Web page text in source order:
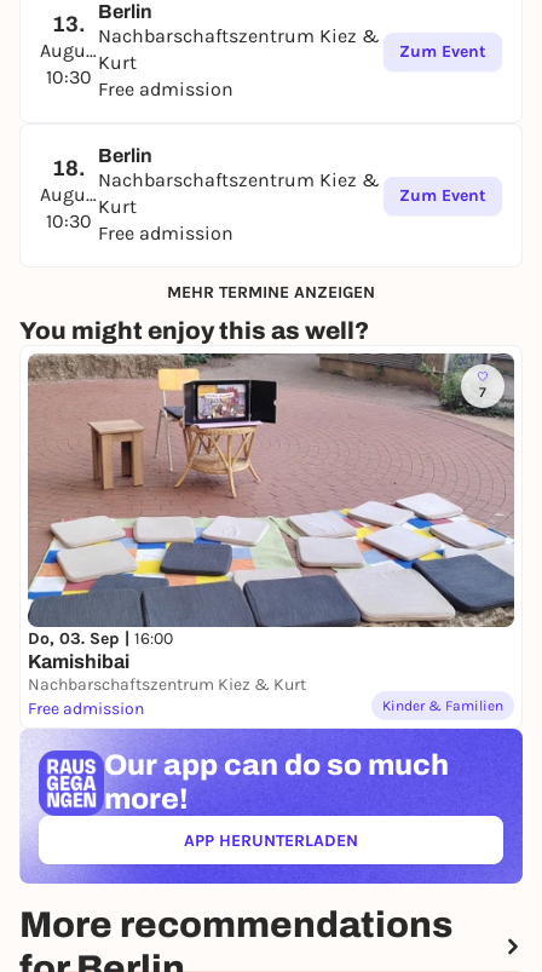
13.
August
10:30
Berlin
Nachbarschaftszentrum Kiez &
Kurt
Free admission
Zum Event
18.
August
10:30
Berlin
Nachbarschaftszentrum Kiez &
Kurt
Free admission
Zum Event
MEHR TERMINE ANZEIGEN
You might enjoy this as well?
7
Do, 03. Sep | 16:00
Kamishibai
Nachbarschaftszentrum Kiez & Kurt
Free admission
Kinder & Familien
Our app can do so much
more!
APP HERUNTERLADEN(ÖFFNET IN NEUEM TAB)
More recommendations